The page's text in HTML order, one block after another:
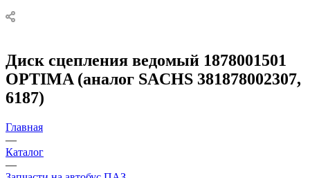
Диск сцепления ведомый 1878001501
OPTIMA (аналог SACHS 381878002307,
6187)
Главная
—
Каталог
—